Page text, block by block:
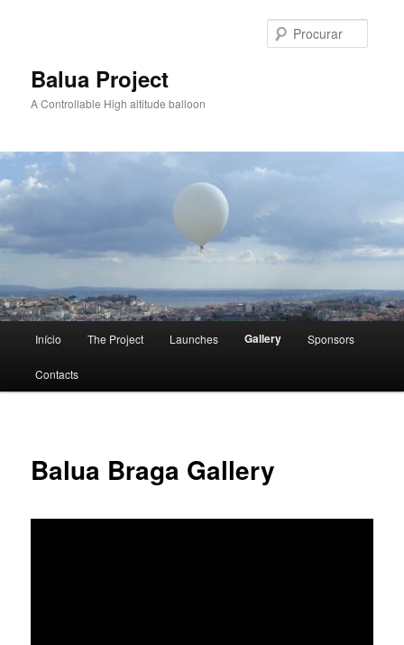
primárioBalua Project
A Controllable High altitude balloon
principal
Início The Project Launches Gallery Sponsors
Contacts
Balua Braga Gallery